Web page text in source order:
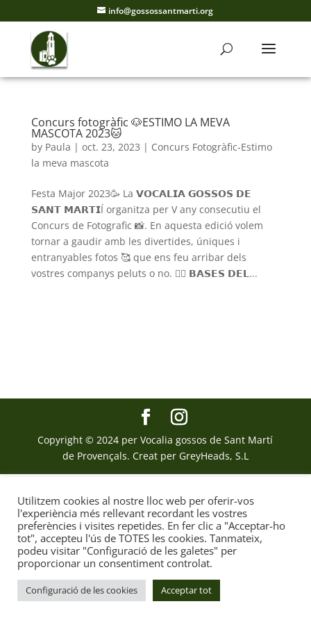
info@gossossantmarti.org
Concurs fotogràfic 🐶ESTIMO LA MEVA
MASCOTA 2023🐱
by Paula | oct. 23, 2023 | Concurs Fotogràfic-Estimo
la meva mascota
Festa Major 2023🥳 La 𝗩𝗢𝗖𝗔𝗟𝗜𝗔 𝗚𝗢𝗦𝗦𝗢𝗦 𝗗𝗘
𝗦𝗔𝗡𝗧 𝗠𝗔𝗥𝗧𝗜Í organitza per V any consecutiu el
Concurs de Fotografic 📸. En aquesta edició volem
tornar a gaudir amb les divertides, úniques i
entranyables fotos 🥰 que ens feu arribar dels
vostres companys peluts o no. 👉🏼 𝗕𝗔𝗦𝗘𝗦 𝗗𝗘𝗟...
Copyright © 2024 per Vocalia gossos de Sant Martí
de Provençals. Creat per GreyHeads, S.L
Utilitzem cookies al nostre lloc web per oferir-vos
l'experiència més rellevant recordant les vostres
preferències i visites repetides. En fer clic a "Acceptar-ho
tot", accepteu l'ús de TOTES les cookies. Tanmateix,
podeu visitar "Configuració de les galetes" per
proporcionar un consentiment controlat.
Configuració de les cookies Acceptar tot